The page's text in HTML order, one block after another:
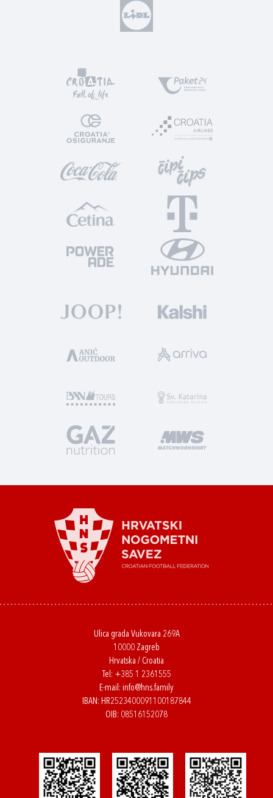
Ulica grada Vukovara 269A
10000 Zagreb
Hrvatska / Croatia
Tel: +385 1 2361555
E-mail: info@hns.family
IBAN: HR2523400091100187844
OIB: 08516152078